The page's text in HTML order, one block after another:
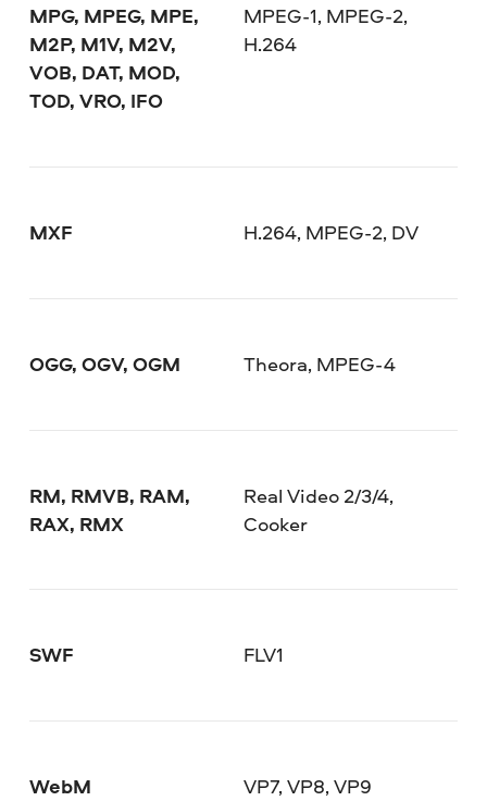
MPG, MPEG, MPE,
M2P, M1V, M2V,
VOB, DAT, MOD,
TOD, VRO, IFO
MPEG-1, MPEG-2,
H.264
MXF H.264, MPEG-2, DV
OGG, OGV, OGM Theora, MPEG-4
RM, RMVB, RAM,
RAX, RMX
Real Video 2/3/4,
Cooker
SWF FLV1
WebM VP7, VP8, VP9